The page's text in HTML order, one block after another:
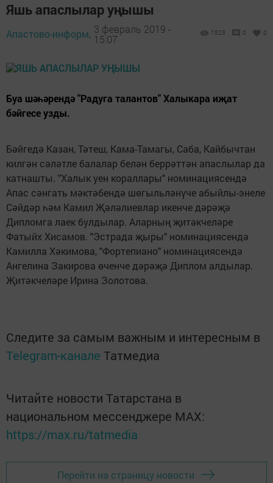
Яшь апаслылар уңышы
Апастово-информ, 3 февраль 2019 -
15:07
1523 0 0
Буа шәһәрендә "Радуга талантов" Халыкара иҗат
бәйгесе узды.
Бәйгедә Казан, Тәтеш, Кама-Тамагы, Саба, Кайбычтан
килгән сәләтле балалар белән беррәттән апаслылар да
катнашты. "Халык уен кораллары" номинациясендә
Апас сәнгать мәктәбендә шөгыльләнүче абыйлы-энеле
Сәйдәр һәм Камил Җәләлиевлар икенче дәрәҗә
Дипломга лаек булдылар. Аларның җитәкчеләре
Фатыйх Хисамов. "Эстрада җыры" номинациясендә
Камилла Хәкимова, "Фортепиано" номинациясендә
Ангелина Закирова өченче дәрәҗә Диплом алдылар.
Җитәкчеләре Ирина Золотова.
Следите за самым важным и интересным в
Telegram-канале Татмедиа
Читайте новости Татарстана в
национальном мессенджере MАХ:
https://max.ru/tatmedia
Перейти на страницу новости